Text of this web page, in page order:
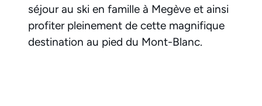
séjour au ski en famille à Megève et ainsi
profiter pleinement de cette magnifique
destination au pied du Mont-Blanc.